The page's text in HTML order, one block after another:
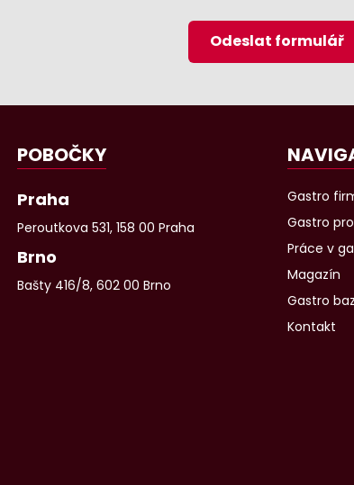
Odeslat formulář
POBOČKY
Praha
Peroutkova 531, 158 00 Praha
Brno
Bašty 416/8, 602 00 Brno
Gastro
Gastro
Práce v
Magazín
Gastro
Kontakt